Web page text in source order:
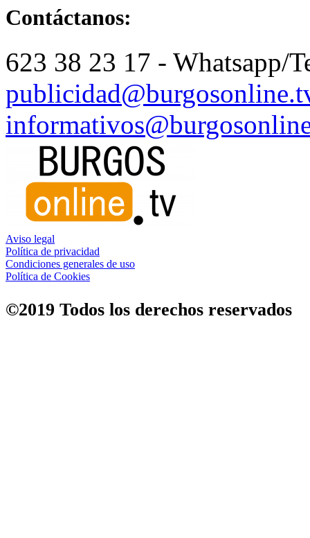
Contáctanos:
623 38 23 17 - Whatsapp/
Aviso legal
Política de privacidad
Condiciones generales de uso
Política de Cookies
©2019 Todos los derechos reservados